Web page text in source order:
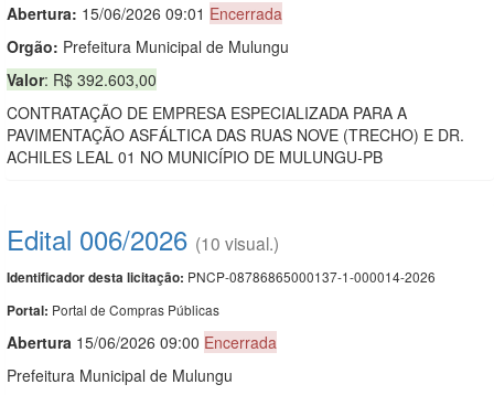
Abertura: 15/06/2026 09:01 Encerrada
Orgão: Prefeitura Municipal de Mulungu
Valor: R$ 392.603,00
CONTRATAÇÃO DE EMPRESA ESPECIALIZADA PARA A
PAVIMENTAÇÃO ASFÁLTICA DAS RUAS NOVE (TRECHO) E DR.
ACHILES LEAL 01 NO MUNICÍPIO DE MULUNGU-PB
Edital 006/2026 (10 visual.)
Identificador desta licitação: PNCP-08786865000137-1-000014-2026
Portal: Portal de Compras Públicas
Abertura 15/06/2026 09:00 Encerrada
Prefeitura Municipal de Mulungu